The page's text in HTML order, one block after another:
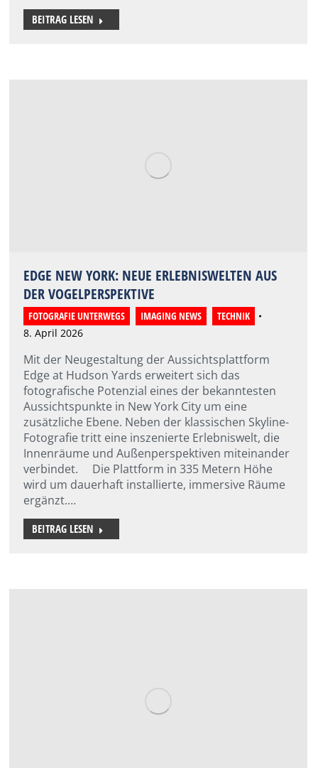
BEITRAG LESEN
EDGE NEW YORK: NEUE ERLEBNISWELTEN AUS
DER VOGELPERSPEKTIVE
FOTOGRAFIE UNTERWEGS IMAGING NEWS
TECHNIK
8. April 2026
Mit der Neugestaltung der Aussichtsplattform
Edge at Hudson Yards erweitert sich das
fotografische Potenzial eines der bekanntesten
Aussichtspunkte in New York City um eine
zusätzliche Ebene. Neben der klassischen Skyline-
Fotografie tritt eine inszenierte Erlebniswelt, die
Innenräume und Außenperspektiven miteinander
verbindet. Die Plattform in 335 Metern Höhe
wird um dauerhaft installierte, immersive Räume
ergänzt.…
BEITRAG LESEN